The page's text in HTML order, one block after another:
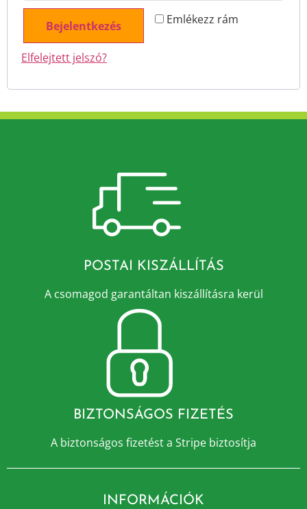
Emlékezz rám
Bejelentkezés
Elfelejtett jelszó?
POSTAI KISZÁLLÍTÁS
A csomagod garantáltan kiszállításra kerül
BIZTONSÁGOS FIZETÉS
A biztonságos fizetést a Stripe biztosítja
INFORMÁCIÓK